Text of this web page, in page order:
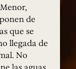
de
que se
llegada de
No